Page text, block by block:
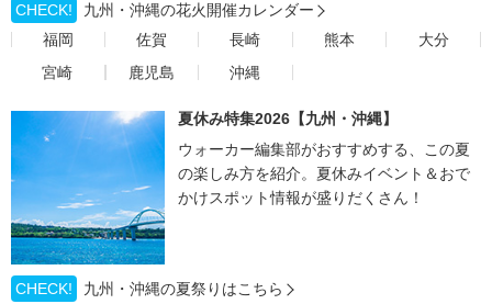
CHECK!
九州・沖縄の花火開催カレンダー
福岡
佐賀 長崎 熊本
大分
宮崎
鹿児島 沖縄
夏休み特集2026【九州・沖縄】
ウォーカー編集部がおすすめする、この夏
の楽しみ方を紹介。夏休みイベント＆おで
かけスポット情報が盛りだくさん！
CHECK!
九州・沖縄の夏祭りはこちら